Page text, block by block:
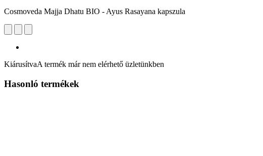
Cosmoveda Majja Dhatu BIO - Ayus Rasayana kapszula
KiárusítvaA termék már nem elérhető üzletünkben
Hasonló termékek